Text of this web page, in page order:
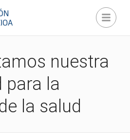
nuestra
para la
la salud